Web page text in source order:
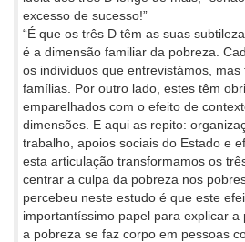
excesso de sucesso!”
“É que os três D têm as suas
é a dimensão familiar da pobreza.
os indivíduos que entrevistámos, mas
famílias. Por outro lado, estes têm
emparelhados com o efeito de
dimensões. E aqui as repito:
trabalho, apoios sociais do Estado e
esta articulação transformamos os
centrar a culpa da pobreza nos
percebeu neste estudo é que este
importantíssimo papel para explicar
a pobreza se faz corpo em pessoas